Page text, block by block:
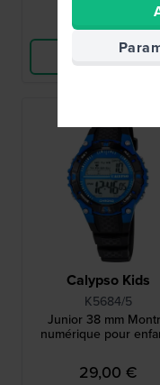
Voir les produits
Calypso Kids
K5684/5
Junior 38 mm
numérique pour
29,00 €